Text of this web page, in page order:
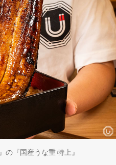
』の『国産うな重 特上』